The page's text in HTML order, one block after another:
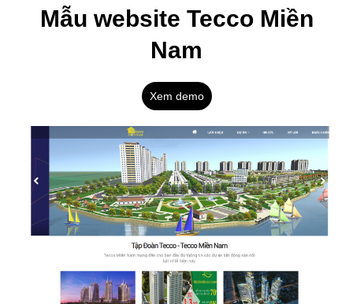
Mẫu website Tecco Miền
Nam
Xem demo